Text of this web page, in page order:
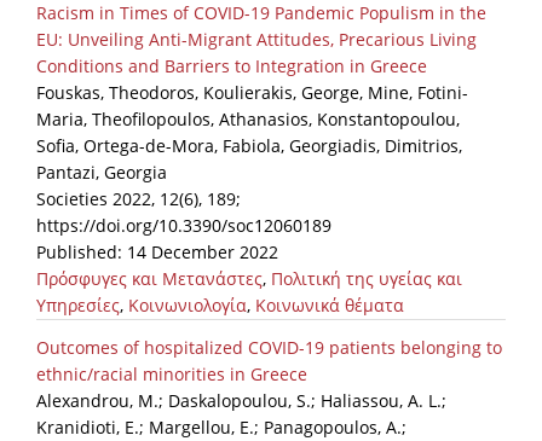
Racism in Times of COVID-19 Pandemic Populism in the
EU: Unveiling Anti-Migrant Attitudes, Precarious Living
Conditions and Barriers to Integration in Greece
Fouskas, Theodoros, Koulierakis, George, Mine, Fotini-
Maria, Theofilopoulos, Athanasios, Konstantopoulou,
Sofia, Ortega-de-Mora, Fabiola, Georgiadis, Dimitrios,
Pantazi, Georgia
Societies 2022, 12(6), 189;
https://doi.org/10.3390/soc12060189
Published: 14 December 2022
Πρόσφυγες και Μετανάστες, Πολιτική της υγείας και
Υπηρεσίες, Κοινωνιολογία, Κοινωνικά θέματα
Outcomes of hospitalized COVID-19 patients belonging to
ethnic/racial minorities in Greece
Alexandrou, M.; Daskalopoulou, S.; Haliassou, A. L.;
Kranidioti, E.; Margellou, E.; Panagopoulos, A.;